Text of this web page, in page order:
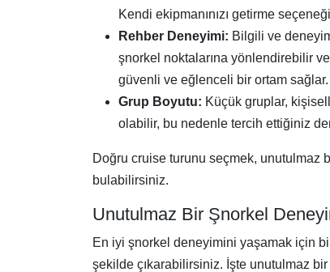
Kendi ekipmanınızı getirme
Rehber Deneyimi: Bilgili ve
şnorkel noktalarına yönlendirebilir
güvenli ve eğlenceli bir ortam sağlar.
Grup Boyutu: Küçük gruplar,
olabilir, bu nedenle tercih ettiğiniz
Doğru cruise turunu seçmek, unutulmaz
bulabilirsiniz.
Unutulmaz Bir Şnorkel
En iyi şnorkel deneyimini yaşamak için
şekilde çıkarabilirsiniz. İşte unutulmaz